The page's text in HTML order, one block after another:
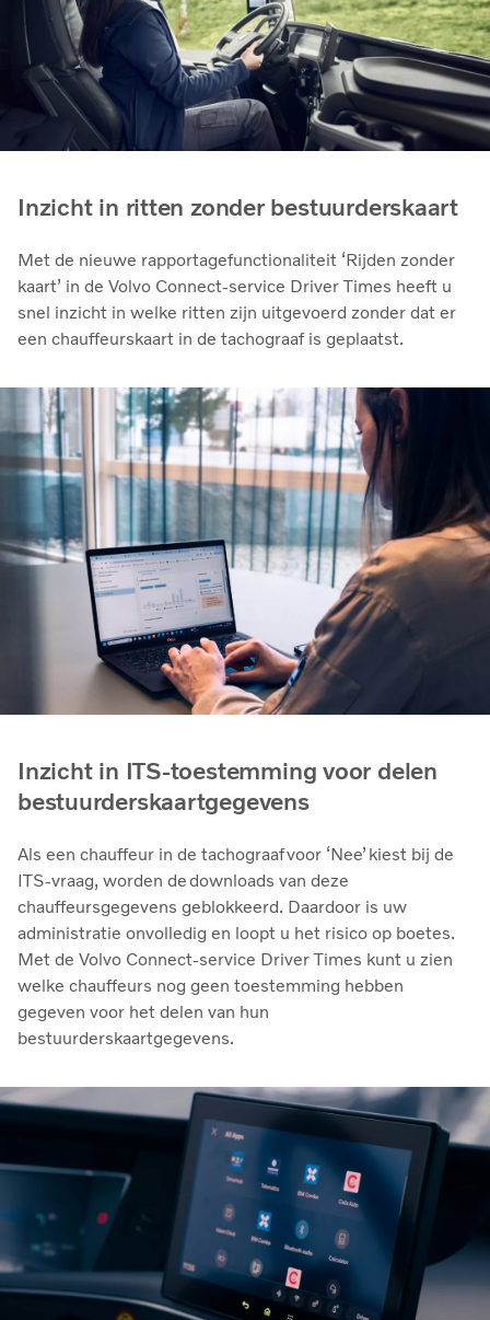
Inzicht in ritten zonder bestuurderskaart
Met de nieuwe rapportagefunctionaliteit ‘Rijden zonder
kaart’ in de Volvo Connect-service Driver Times heeft u
snel inzicht in welke ritten zijn uitgevoerd zonder dat er
een chauffeurskaart in de tachograaf is geplaatst.
Inzicht in ITS-toestemming voor delen
bestuurderskaartgegevens
Als een chauffeur in de tachograaf voor ‘Nee’ kiest bij de
ITS-vraag, worden de downloads van deze
chauffeursgegevens geblokkeerd. Daardoor is uw
administratie onvolledig en loopt u het risico op boetes.
Met de Volvo Connect-service Driver Times kunt u zien
welke chauffeurs nog geen toestemming hebben
gegeven voor het delen van hun
bestuurderskaartgegevens.